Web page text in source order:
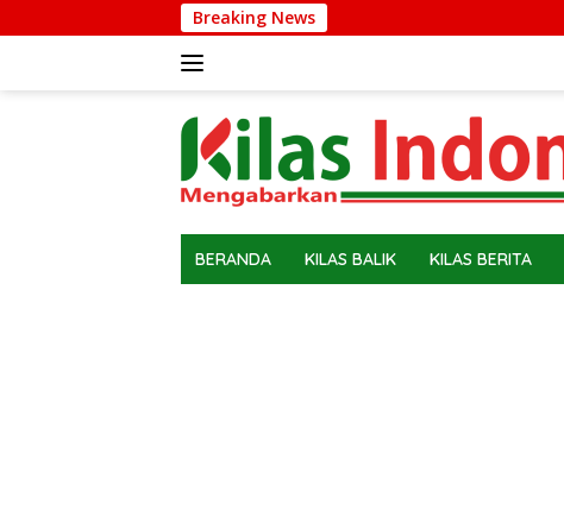
ke
Breaking News
BERANDA KILAS BALIK KILAS BERITA